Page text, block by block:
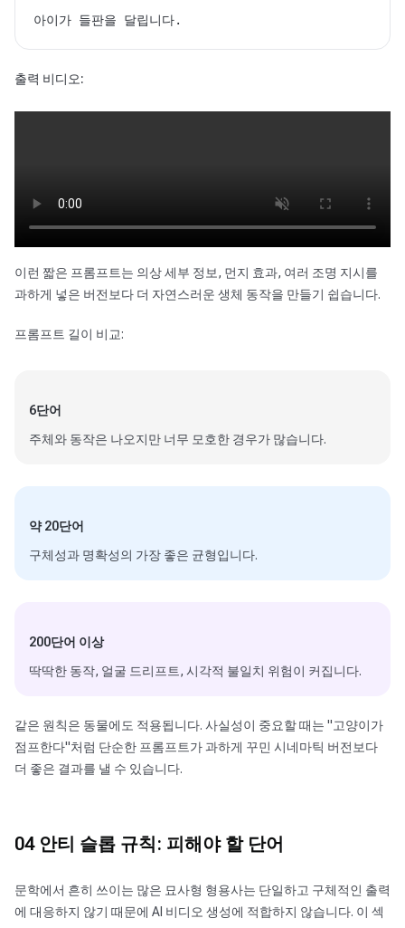
아이가 들판을 달립니다.
출력 비디오:
이런 짧은 프롬프트는 의상 세부 정보, 먼지 효과, 여러 조명 지시를
과하게 넣은 버전보다 더 자연스러운 생체 동작을 만들기 쉽습니다.
프롬프트 길이 비교:
6단어
주체와 동작은 나오지만 너무 모호한 경우가 많습니다.
약 20단어
구체성과 명확성의 가장 좋은 균형입니다.
200단어 이상
딱딱한 동작, 얼굴 드리프트, 시각적 불일치 위험이 커집니다.
같은 원칙은 동물에도 적용됩니다. 사실성이 중요할 때는 "고양이가
점프한다"처럼 단순한 프롬프트가 과하게 꾸민 시네마틱 버전보다
더 좋은 결과를 낼 수 있습니다.
04 안티 슬롭 규칙: 피해야 할 단어
문학에서 흔히 쓰이는 많은 묘사형 형용사는 단일하고 구체적인 출력
에 대응하지 않기 때문에 AI 비디오 생성에 적합하지 않습니다. 이 섹